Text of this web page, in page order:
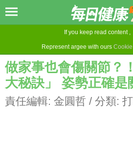
If you keep read content ,
Represent argee with ours
做家事也會傷關節？
大秘訣」 姿勢正確是
責任編輯: 金圓哲 / 分類: